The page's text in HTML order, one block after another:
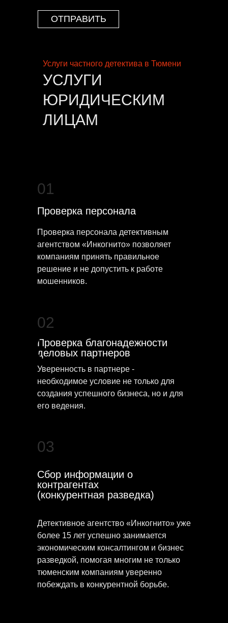
ОТПРАВИТЬ
Услуги частного детектива в Тюмени
УСЛУГИ
ЮРИДИЧЕСКИМ
ЛИЦАМ
03
02
Сбор информации о
контрагентах
(конкурентная разведка)
Детективное агентство «Инкогнито» уже
более 15 лет успешно занимается
экономическим консалтингом и бизнес
разведкой, помогая многим не только
тюменским компаниям уверенно
побеждать в конкурентной борьбе.
01
Проверка персонала
Проверка персонала детективным
агентством «Инкогнито» позволяет
компаниям принять правильное
решение и не допустить к работе
мошенников.
Проверка благонадежности
деловых партнеров
Уверенность в партнере -
необходимое условие не только для
создания успешного бизнеса, но и для
его ведения.